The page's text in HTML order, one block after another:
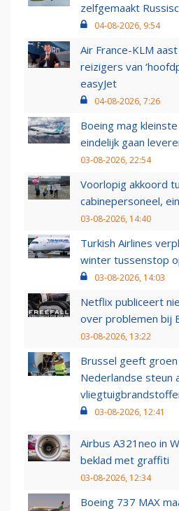
zelfgemaakt
04-08-2026, 9:54
Air France-KLM
reizigers van
easyJet
04-08-2026, 7:26
Boeing mag
eindelijk gaan
03-08-2026, 22:54
Voorlopig akkoord
cabinepersoneel,
03-08-2026, 14:40
Turkish Airlines
winter tussenstop
03-08-2026, 14:03
Netflix publiceert
over problemen bij
03-08-2026, 13:22
Brussel geeft
Nederlandse steun
03-08-2026, 12:41
Airbus A321neo in
beklad met graffiti
03-08-2026, 12:34
Boeing 737 MAX